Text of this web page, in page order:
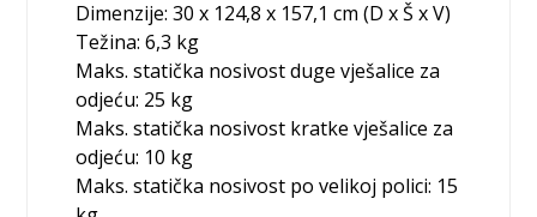
Dimenzije: 30 x 124,8 x 157,1 cm (D x Š x V)
Težina: 6,3 kg
Maks. statička nosivost duge vješalice za
odjeću: 25 kg
Maks. statička nosivost kratke vješalice za
odjeću: 10 kg
Maks. statička nosivost po velikoj polici: 15